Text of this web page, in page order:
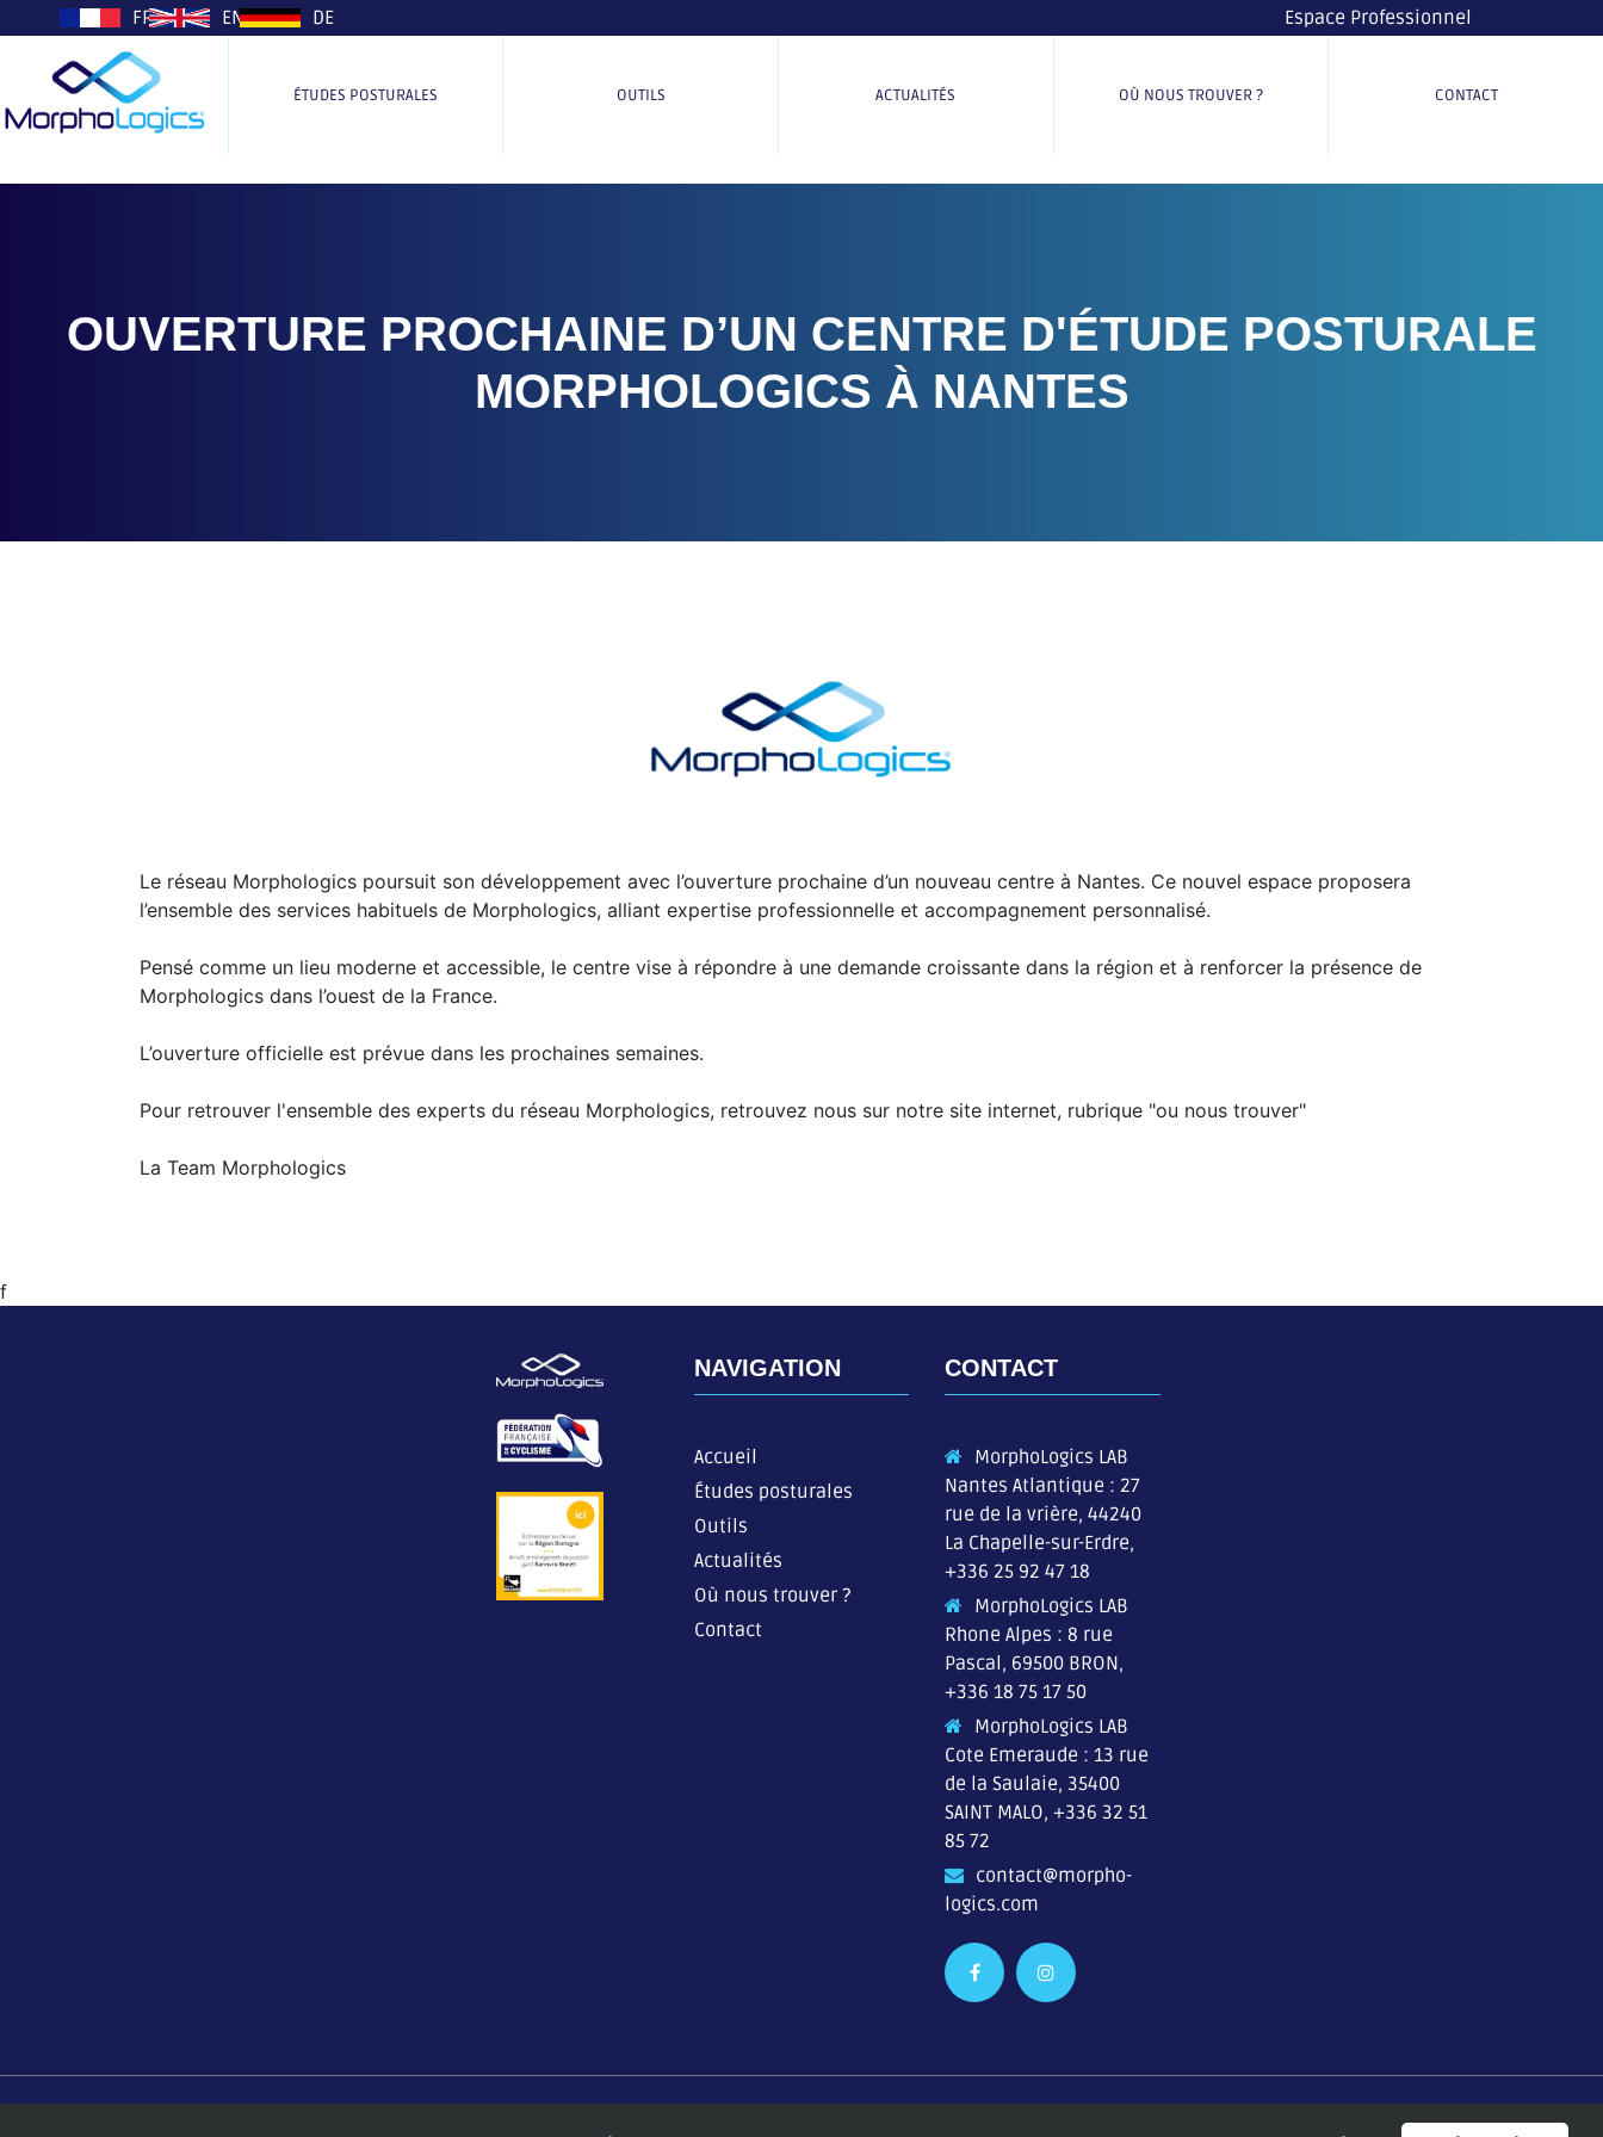
FR EN DE Espace Professionnel
ÉTUDES POSTURALES OUTILS ACTUALITÉS OÙ NOUS TROUVER ? CONTACT
OUVERTURE PROCHAINE D’UN CENTRE D'ÉTUDE POSTURALE
MORPHOLOGICS À NANTES
Le réseau Morphologics poursuit son développement avec l’ouverture prochaine d’un nouveau centre à Nantes. Ce nouvel espace proposera
l’ensemble des services habituels de Morphologics, alliant expertise professionnelle et accompagnement personnalisé.
Pensé comme un lieu moderne et accessible, le centre vise à répondre à une demande croissante dans la région et à renforcer la présence de
Morphologics dans l’ouest de la France.
L’ouverture officielle est prévue dans les prochaines semaines.
Pour retrouver l'ensemble des experts du réseau Morphologics, retrouvez nous sur notre site internet, rubrique "ou nous trouver"
La Team Morphologics
f
NAVIGATION
Accueil
Études posturales
Outils
Actualités
Où nous trouver ?
Contact
CONTACT
MorphoLogics LAB
Nantes Atlantique : 27
rue de la vrière, 44240
La Chapelle-sur-Erdre,
+336 25 92 47 18
MorphoLogics LAB
Rhone Alpes : 8 rue
Pascal, 69500 BRON,
+336 18 75 17 50
MorphoLogics LAB
Cote Emeraude : 13 rue
de la Saulaie, 35400
SAINT MALO,+336 32 51
85 72
contact@morpho-
logics.com